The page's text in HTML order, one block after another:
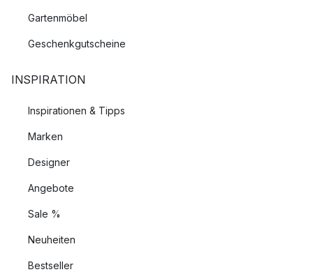
Gartenmöbel
Geschenkgutscheine
INSPIRATION
Inspirationen & Tipps
Marken
Designer
Angebote
Sale %
Neuheiten
Bestseller